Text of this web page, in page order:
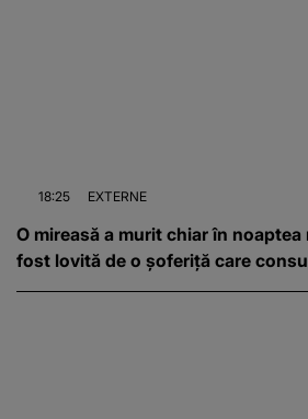
18:25 EXTERNE
O mireasă a murit chiar în
fost lovită de o șoferiță care